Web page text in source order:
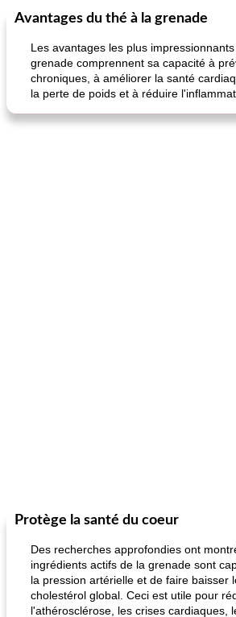
30min
Marques de confiance: recettes et
Viande et
Avantages du thé à la grenade
Les avantages les plus
grenade comprennent sa capacité à
chroniques, à améliorer la santé
la perte de poids et à réduire
Protège la santé du coeur
Des recherches approfondies ont
ingrédients actifs de la grenade sont
la pression artérielle et de faire baisser
cholestérol global. Ceci est utile pour
l'athérosclérose, les crises cardiaques,